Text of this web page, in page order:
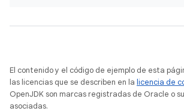
El contenido y el código de ejemplo de esta
las licencias que se describen en la licencia de
OpenJDK son marcas registradas de Oracle o
asociadas.